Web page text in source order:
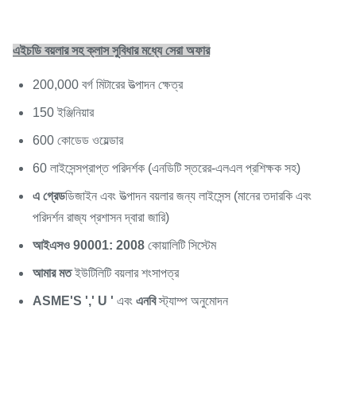
এইচডি বয়লার সহ ক্লাস সুবিধার মধ্যে সেরা অফার
200,000 বর্গ মিটারের উত্পাদন ক্ষেত্র
150 ইঞ্জিনিয়ার
600 কোডেড ওয়েল্ডার
60 লাইসেন্সপ্রাপ্ত পরিদর্শক (এনডিটি স্তরের-এলএল প্রশিক্ষক সহ)
এ গ্রেডডিজাইন এবং উত্পাদন বয়লার জন্য লাইসেন্স (মানের তদারকি এবং
পরিদর্শন রাজ্য প্রশাসন দ্বারা জারি)
আইএসও 90001: 2008 কোয়ালিটি সিস্টেম
আমার মতইউটিলিটি বয়লার শংসাপত্র
ASME'S ',' U ' এবং এনবিস্ট্যাম্প অনুমোদন